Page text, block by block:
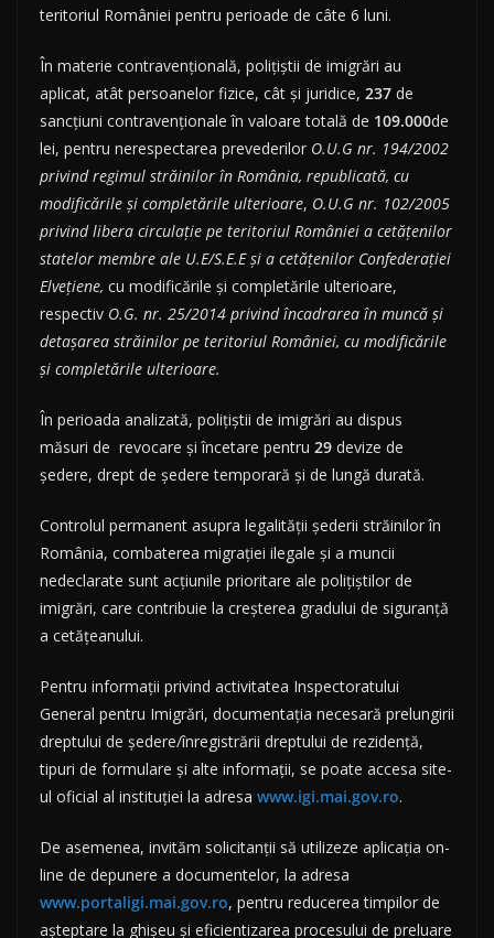
teritoriul României pentru perioade de câte 6 luni.
În materie contravențională, polițiștii de imigrări au
aplicat, atât persoanelor fizice, cât și juridice, 237 de
sancțiuni contravenționale în valoare totală de 109.000de
lei, pentru nerespectarea prevederilor O.U.G nr. 194/2002
privind regimul străinilor în România, republicată, cu
modificările și completările ulterioare, O.U.G nr. 102/2005
privind libera circulație pe teritoriul României a cetățenilor
statelor membre ale U.E/S.E.E și a cetățenilor Confederației
Elvețiene, cu modificările și completările ulterioare,
respectiv O.G. nr. 25/2014 privind încadrarea în muncă și
detașarea străinilor pe teritoriul României, cu modificările
și completările ulterioare.
În perioada analizată, polițiștii de imigrări au dispus
măsuri de revocare și încetare pentru 29 devize de
ședere, drept de ședere temporară și de lungă durată.
Controlul permanent asupra legalității șederii străinilor în
România, combaterea migrației ilegale și a muncii
nedeclarate sunt acțiunile prioritare ale polițiștilor de
imigrări, care contribuie la creșterea gradului de siguranță
a cetățeanului.
Pentru informații privind activitatea Inspectoratului
General pentru Imigrări, documentația necesară prelungirii
dreptului de ședere/înregistrării dreptului de rezidență,
tipuri de formulare și alte informații, se poate accesa site-
ul oficial al instituției la adresa www.igi.mai.gov.ro.
De asemenea, invităm solicitanții să utilizeze aplicația on-
line de depunere a documentelor, la adresa
www.portaligi.mai.gov.ro, pentru reducerea timpilor de
așteptare la ghișeu și eficientizarea procesului de preluare